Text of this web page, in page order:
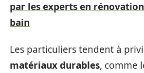
par les experts en
bain
Les particuliers tendent à
matériaux durables, comme